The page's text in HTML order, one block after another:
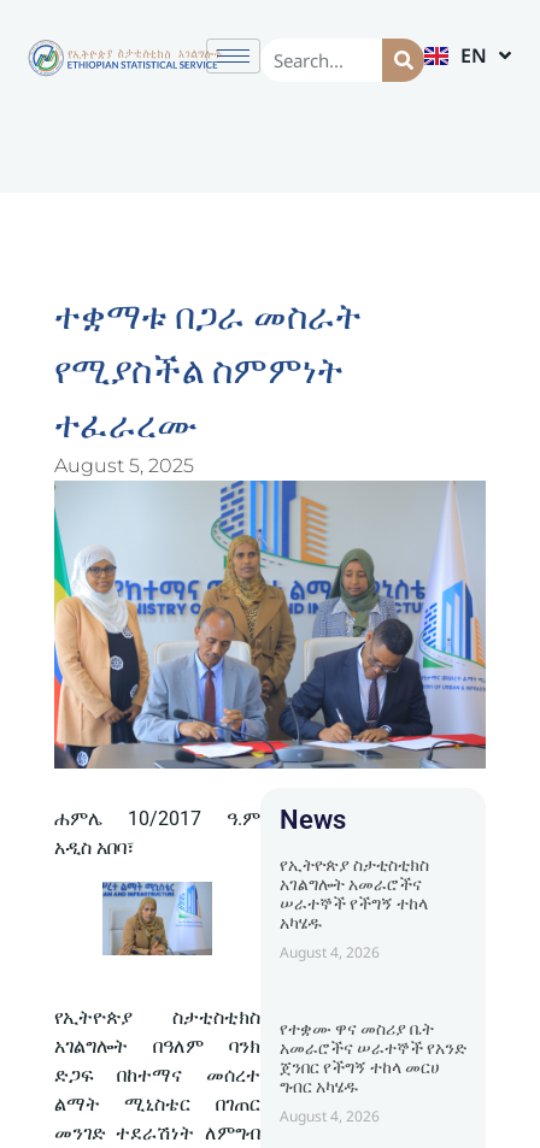
EN
AM
ተቋማቱ በጋራ መስራት
የሚያስችል ስምምነት
ተፈራረሙ
August 5, 2025
ሐምሌ 10/2017 ዓ.ም
አዲስ አበባ፣
የኢትዮጵያ ስታቲስቲክስ
አገልግሎት በዓለም ባንክ
ድጋፍ በከተማና መሰረተ
ልማት ሚኒስቴር በገጠር
መንገድ ተደራሽነት ለምግብ
News
የኢትዮጵያ ስታቲስቲክስ
አገልግሎት አመራሮችና
ሠራተኞች የችግኝ ተከላ
አካሄዱ
August 4, 2026
የተቋሙ ዋና መስሪያ ቤት
አመራሮችና ሠራተኞች የአንድ
ጀንበር የችግኝ ተከላ መርሀ
ግብር አካሄዱ
August 4, 2026